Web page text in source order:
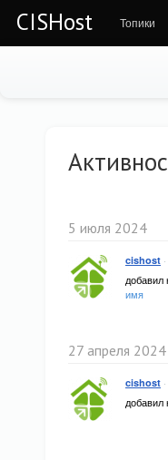
CISHost Топики
5 июля 2024
cishost ·
добавил
имя
27 апреля 2024
cishost ·
добавил